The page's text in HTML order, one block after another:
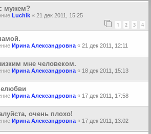
мужем?
Luchik « 21 дек 2011, 15:25
1 2 3 4
Ирина Александровна « 21 дек 2011, 12:11
мне человеком.
Ирина Александровна « 18 дек 2011, 15:13
Ирина Александровна « 17 дек 2011, 17:58
очень плохо!
Ирина Александровна « 17 дек 2011, 13:02